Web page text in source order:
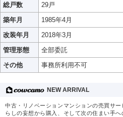
総戸数
29戸
築年月
1985年4月
改装年月
2018年3月
管理形態
全部委託
その他
事務所利用不可
NEW ARRIVAL
中古・リノベーションマンションの売買サ
らしの妄想から購入、そして次の住まい手